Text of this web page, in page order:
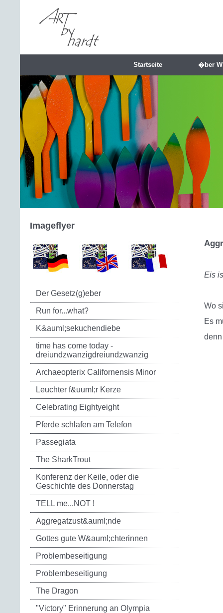
Startseite �ber
Imageflyer
Der Gesetz(g)eber
Run for...what?
K&auml;sekuchendiebe
time has come today -
dreiundzwanzigdreiundzwanzig
Archaeopterix Californensis Minor
Leuchter f&uuml;r Kerze
Celebrating Eightyeight
Pferde schlafen am Telefon
Passegiata
The SharkTrout
Konferenz der Keile, oder die
Geschichte des Donnerstag
TELL me...NOT !
Aggregatzust&auml;nde
Gottes gute W&auml;chterinnen
Problembeseitigung
Problembeseitigung
The Dragon
"Victory" Erinnerung an Olympia
Eis
Wo
Es